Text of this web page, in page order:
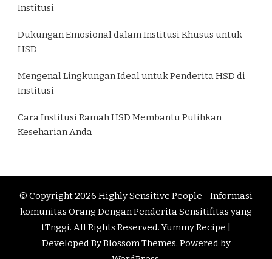
Institusi
Dukungan Emosional dalam Institusi Khusus untuk
HSD
Mengenal Lingkungan Ideal untuk Penderita HSD di
Institusi
Cara Institusi Ramah HSD Membantu Pulihkan
Keseharian Anda
© Copyright 2026 Highly Sensitive People - Informasi
komunitas Orang Dengan Penderita Sensitifitas yang
tTnggi. All Rights Reserved. Yummy Recipe |
Developed ByBlossom Themes. Powered by